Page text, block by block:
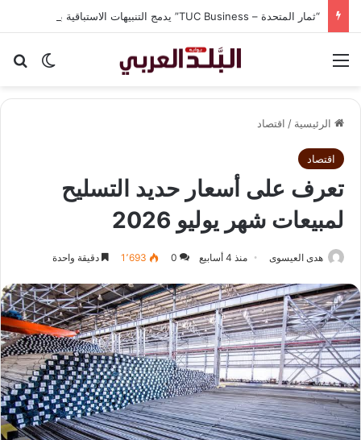
الوضع
الرئيسية / اقتصاد
اقتصاد
تعرف على أسعار حديد التسليح
لمبيعات شهر يوليو 2026
هدى العيسوى منذ 4 أسابيع 0 1٬693 دقيقة واحدة